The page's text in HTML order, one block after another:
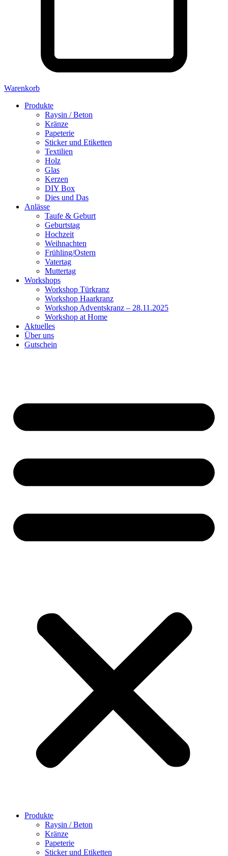
Warenkorb
Produkte
Raysin / Beton
Kränze
Papeterie
Sticker und Etiketten
Textilien
Holz
Glas
Kerzen
DIY Box
Dies und Das
Anlässe
Taufe & Geburt
Geburtstag
Hochzeit
Weihnachten
Frühling/Ostern
Vatertag
Muttertag
Workshops
Workshop Türkranz
Workshop Haarkranz
Workshop Adventskranz – 28.11.2025
Workshop at Home
Aktuelles
Über uns
Gutschein
Produkte
Raysin / Beton
Kränze
Papeterie
Sticker und Etiketten